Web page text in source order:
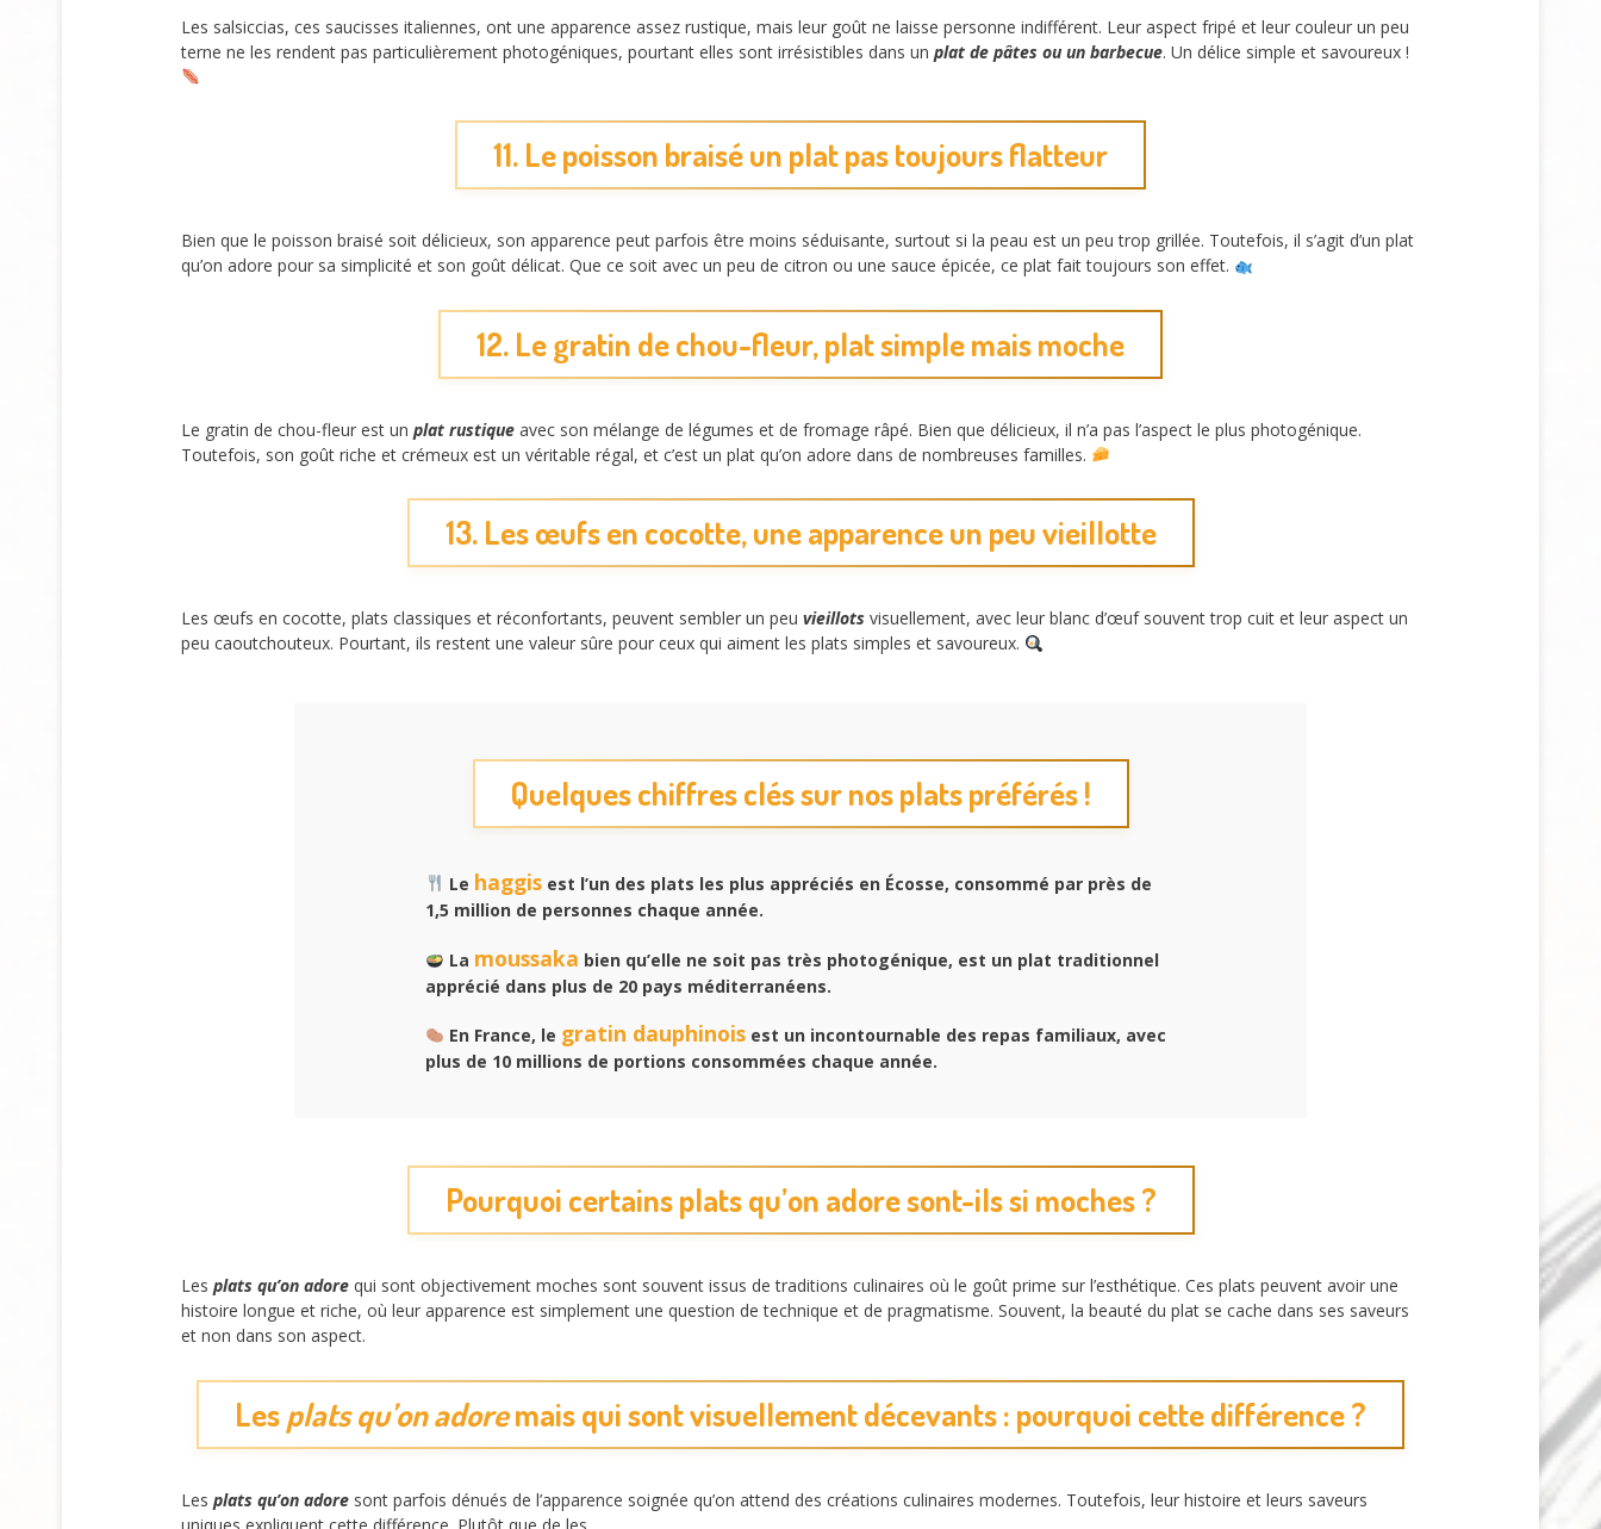
Les salsiccias, ces saucisses italiennes, ont une apparence assez rustique, mais leur goût ne laisse personne indifférent. Leur aspect fripé et leur couleur un peu
terne ne les rendent pas particulièrement photogéniques, pourtant elles sont irrésistibles dans un plat de pâtes ou un barbecue. Un délice simple et savoureux !
11. Le poisson braisé un plat pas toujours flatteur
Bien que le poisson braisé soit délicieux, son apparence peut parfois être moins séduisante, surtout si la peau est un peu trop grillée. Toutefois, il s’agit d’un plat
qu’on adore pour sa simplicité et son goût délicat. Que ce soit avec un peu de citron ou une sauce épicée, ce plat fait toujours son effet.
12. Le gratin de chou-fleur, plat simple mais moche
Le gratin de chou-fleur est un plat rustique avec son mélange de légumes et de fromage râpé. Bien que délicieux, il n’a pas l’aspect le plus photogénique.
Toutefois, son goût riche et crémeux est un véritable régal, et c’est un plat qu’on adore dans de nombreuses familles.
13. Les œufs en cocotte, une apparence un peu vieillotte
Les œufs en cocotte, plats classiques et réconfortants, peuvent sembler un peu vieillots visuellement, avec leur blanc d’œuf souvent trop cuit et leur aspect un
peu caoutchouteux. Pourtant, ils restent une valeur sûre pour ceux qui aiment les plats simples et savoureux.
Quelques chiffres clés sur nos plats préférés !
Le haggisest l’un des plats les plus appréciés en Écosse, consommé par près de
1,5 million de personnes chaque année.
La moussaka bien qu’elle ne soit pas très photogénique, est un plat traditionnel
apprécié dans plus de 20 pays méditerranéens.
En France, le gratin dauphinoisest un incontournable des repas familiaux, avec
plus de 10 millions de portions consommées chaque année.
Pourquoi certains plats qu’on adore sont-ils si moches ?
Les plats qu’on adore qui sont objectivement moches sont souvent issus de traditions culinaires où le goût prime sur l’esthétique. Ces plats peuvent avoir une
histoire longue et riche, où leur apparence est simplement une question de technique et de pragmatisme. Souvent, la beauté du plat se cache dans ses saveurs
et non dans son aspect.
Lesplats qu’on adoremais qui sont visuellement décevants : pourquoi cette différence ?
Les plats qu’on adore sont parfois dénués de l’apparence soignée qu’on attend des créations culinaires modernes. Toutefois, leur histoire et leurs saveurs
uniques expliquent cette différence. Plutôt que de les,